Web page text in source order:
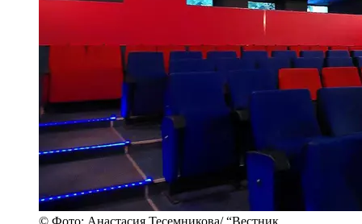
© Фото: Анастасия Тесемникова/ “Вестник